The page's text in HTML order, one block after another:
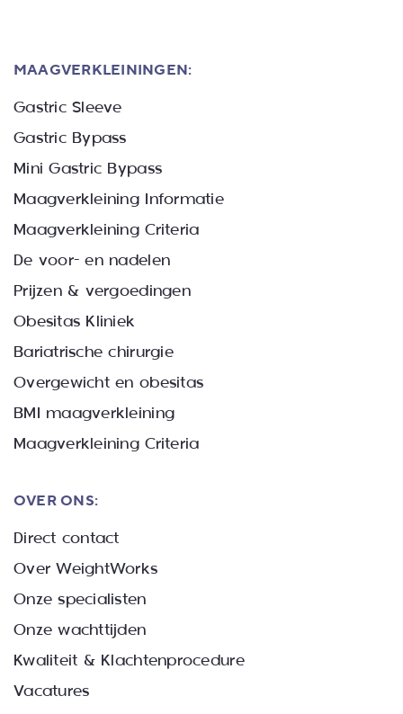
MAAGVERKLEININGEN:
Gastric Sleeve
Gastric Bypass
Mini Gastric Bypass
Maagverkleining Informatie
Maagverkleining Criteria
De voor- en nadelen
Prijzen & vergoedingen
Obesitas Kliniek
Bariatrische chirurgie
Overgewicht en obesitas
BMI maagverkleining
Maagverkleining Criteria
OVER ONS:
Direct contact
Over WeightWorks
Onze specialisten
Onze wachttijden
Kwaliteit & Klachtenprocedure
Vacatures